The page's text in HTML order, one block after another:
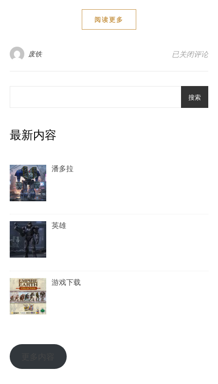
阅读更多
废铁 游戏下载
已关闭评论
搜索
最新内容
潘多拉
英雄
游戏下载